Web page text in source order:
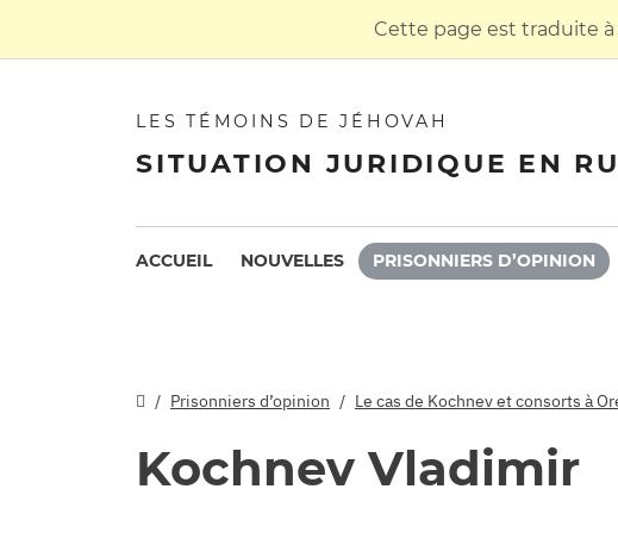
Cette page est traduite
LES TÉMOINS DE JÉHOVAH
SITUATION JURIDIQUE EN
ACCUEIL NOUVELLES PRISONNIERS D’OPINION
Prisonniers d’opinion Le cas de Kochnev et consorts à
Kochnev Vladimir